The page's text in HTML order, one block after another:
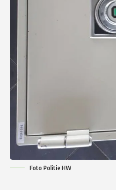
Foto Politie HW